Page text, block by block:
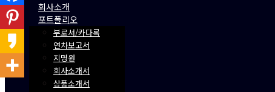
회사소개
포트폴리오
부로셔/카다록
연차보고서
지명원
회사소개서
상품소개서